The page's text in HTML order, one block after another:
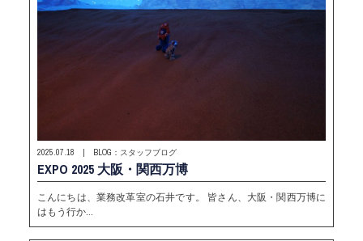
2025.07.18 | BLOG：スタッフブログ
EXPO 2025 大阪・関西万博
こんにちは、業務改革室の石井です。 皆さん、大阪・関西万博に
はもう行か…